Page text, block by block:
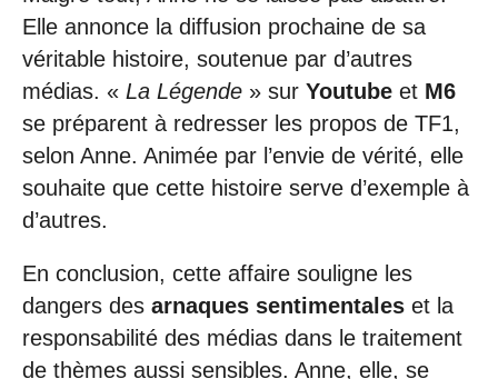
Elle annonce la diffusion prochaine de sa
véritable histoire, soutenue par d’autres
médias. « La Légende » sur Youtube et M6
se préparent à redresser les propos de TF1,
selon Anne. Animée par l’envie de vérité, elle
souhaite que cette histoire serve d’exemple à
d’autres.
En conclusion, cette affaire souligne les
dangers des arnaques sentimentales et la
responsabilité des médias dans le traitement
de thèmes aussi sensibles. Anne, elle, se